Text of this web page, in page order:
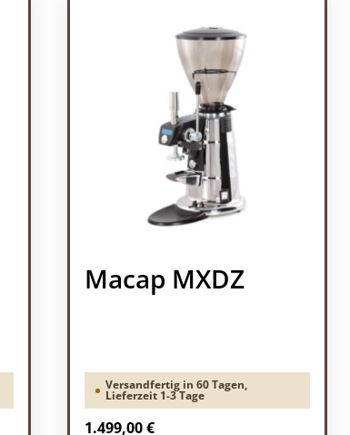
Macap MXDZ
Versandfertig in 60 Tagen,
Lieferzeit 1-3 Tage
Regulärer Preis:
1.499,00 €